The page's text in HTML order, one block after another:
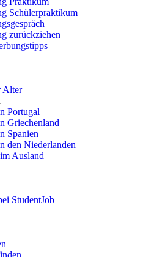
Schülerpraktikum
zurückziehen
Alter
Portugal
Griechenland
Spanien
den Niederlanden
Ausland
StudentJob